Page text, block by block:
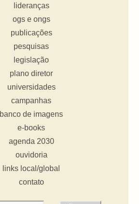
lideranças
ogs e ongs
publicações
pesquisas
legislação
plano diretor
universidades
campanhas
banco de imagens
e-books
agenda 2030
ouvidoria
links local/global
contato